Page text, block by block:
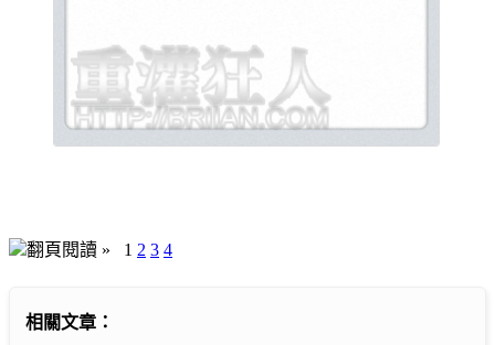
翻頁閱讀 » 1 2 3 4
相關文章：